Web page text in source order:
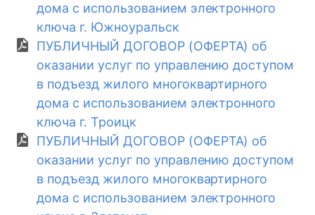
дома с использованием электронного
ключа г. Южноуральск
ПУБЛИЧНЫЙ ДОГОВОР (ОФЕРТА) об
оказании услуг по управлению доступом
в подъезд жилого многоквартирного
дома с использованием электронного
ключа г. Троицк
ПУБЛИЧНЫЙ ДОГОВОР (ОФЕРТА) об
оказании услуг по управлению доступом
в подъезд жилого многоквартирного
дома с использованием электронного